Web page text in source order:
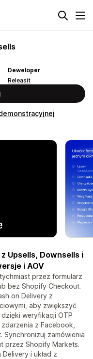
Deweloper
Releasit
Upsells, Downsells i
i AOV
przez formularz
bez Shopify Checkout.
on Delivery z
aby zwiększyć
dzięki weryfikacji OTP
z Facebook,
Synchronizuj zamówienia
przez Shopify Markets.
i układ z